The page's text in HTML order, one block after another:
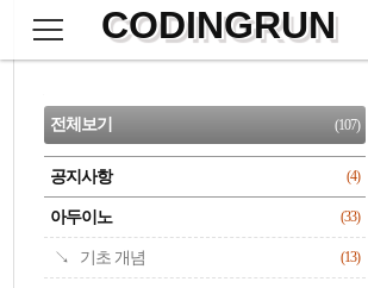
으
CODINGRUN
CATEGORY
전체보기 (107)
공지사항 (4)
아두이노 (33)
기초 개념 (13)
검